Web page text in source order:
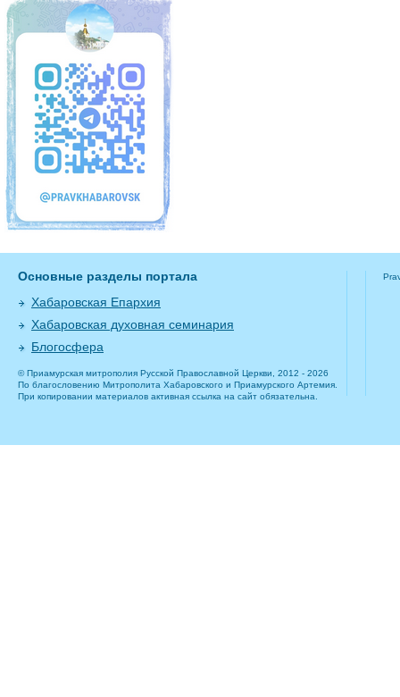
Основные разделы портала
Хабаровская Епархия
Хабаровская духовная семинария
Блогосфера
© Приамурская митрополия Русской Православной Церкви, 2012 - 2026
По благословению Митрополита Хабаровского и Приамурского Артемия.
При копировании материалов активная ссылка на сайт обязательна.